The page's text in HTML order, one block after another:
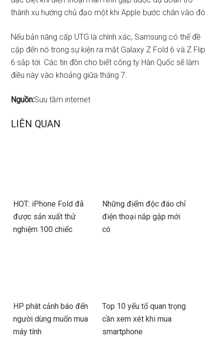
thành xu hướng chủ đạo một khi Apple bước chân vào đó.
Nếu bản nâng cấp UTG là chính xác, Samsung có thể đề
cập đến nó trong sự kiện ra mắt Galaxy Z Fold 6 và Z Flip
6 sắp tới. Các tin đồn cho biết công ty Hàn Quốc sẽ làm
điều này vào khoảng giữa tháng 7.
Nguồn:Sưu tầm internet
LIÊN QUAN
HOT: iPhone Fold đã
được sản xuất thử
nghiệm 100 chiếc
Những điểm độc đáo chỉ
điện thoại nắp gập mới
có
HP phát cảnh báo đến
người dùng muốn mua
máy tính
Top 10 yếu tố quan trọng
cần xem xét khi mua
smartphone